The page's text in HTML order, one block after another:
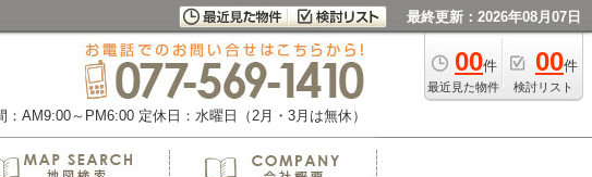
最終更新：2026年08月07日
00件
最近見た物件
00件
検討リスト
：AM9:00～PM6:00 定休日：水曜日（2月・3月は無休）